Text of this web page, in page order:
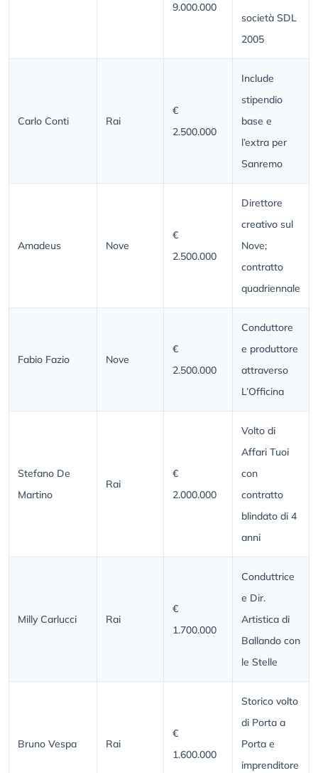
9.000.000
società SDL
2005
Carlo Conti Rai
€
2.500.000
Include
stipendio
base e
l’extra per
Sanremo
Amadeus Nove
€
2.500.000
Direttore
creativo sul
Nove;
contratto
quadriennale
Fabio Fazio Nove
€
2.500.000
Conduttore
e produttore
attraverso
L’Officina
Stefano De
Martino
Rai
€
2.000.000
Volto di
Affari Tuoi
con
contratto
blindato di 4
anni
Milly Carlucci Rai
€
1.700.000
Conduttrice
e Dir.
Artistica di
Ballando con
le Stelle
Bruno Vespa Rai
€
1.600.000
Storico volto
di Porta a
Porta e
imprenditore